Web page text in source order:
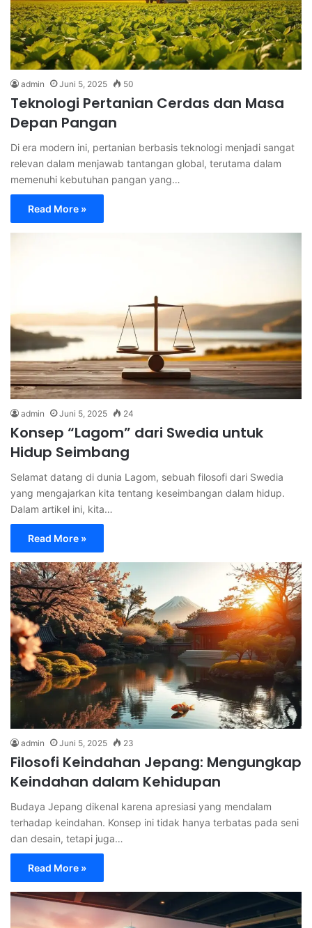
admin Juni 5, 2025 50
Teknologi Pertanian Cerdas dan Masa
Depan Pangan
Di era modern ini, pertanian berbasis teknologi menjadi sangat
relevan dalam menjawab tantangan global, terutama dalam
memenuhi kebutuhan pangan yang…
Read More »
admin Juni 5, 2025 24
Konsep “Lagom” dari Swedia untuk
Hidup Seimbang
Selamat datang di dunia Lagom, sebuah filosofi dari Swedia
yang mengajarkan kita tentang keseimbangan dalam hidup.
Dalam artikel ini, kita…
Read More »
admin Juni 5, 2025 23
Filosofi Keindahan Jepang: Mengungkap
Keindahan dalam Kehidupan
Budaya Jepang dikenal karena apresiasi yang mendalam
terhadap keindahan. Konsep ini tidak hanya terbatas pada seni
dan desain, tetapi juga…
Read More »